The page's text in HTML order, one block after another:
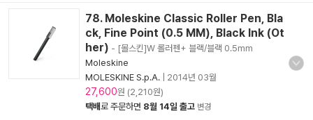
78. Moleskine Classic Roller Pen, Bla
ck, Fine Point (0.5 MM), Black Ink (Ot
her) - [몰스킨]W 롤러펜+ 블랙/블랙 0.5mm
Moleskine
MOLESKINE S.p.A.
2014년 03월
27,600원 (2,210원)
택배로 주문하면 8월 14일 출고 변경